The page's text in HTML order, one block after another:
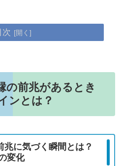
次
の前兆があるとき
ンとは？
兆に気づく瞬間とは？
変化